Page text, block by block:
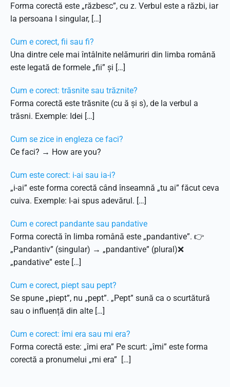
Forma corectă este „răzbesc”, cu z. Verbul este a răzbi, iar
la persoana I singular, […]
Cum e corect, fii sau fi?
Una dintre cele mai întâlnite nelămuriri din limba română
este legată de formele „fii” și […]
Cum e corect: trăsnite sau trăznite?
Forma corectă este trăsnite (cu ă și s), de la verbul a
trăsni. Exemple: Idei […]
Cum se zice in engleza ce faci?
Ce faci? → How are you?
Cum este corect: i-ai sau ia-i?
„i-ai” este forma corectă când înseamnă „tu ai” făcut ceva
cuiva. Exemple: I-ai spus adevărul. […]
Cum e corect pandante sau pandative
Forma corectă în limba română este „pandantive”. 👉
„Pandantiv” (singular) → „pandantive” (plural)❌
„pandative” este […]
Cum e corect, piept sau pept?
Se spune „piept”, nu „pept”. „Pept” sună ca o scurtătură
sau o influență din alte […]
Cum e corect: îmi era sau mi era?
Forma corectă este: „îmi era” Pe scurt: „îmi” este forma
corectă a pronumelui „mi era” […]